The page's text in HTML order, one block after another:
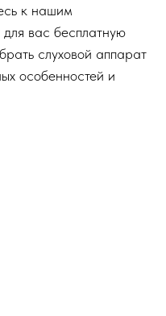
к нашим
вас бесплатную
слуховой аппарат
особенностей и